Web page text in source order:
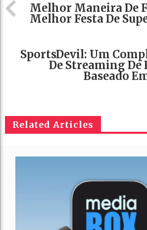
Melhor Maneira De
Melhor Festa De
SportsDevil: Um
De Streaming De
Baseado
Related Articles